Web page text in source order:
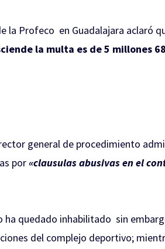
la Profeco en Guadalajara aclaró
la multa es de 5 millones
general de procedimiento
por«clausulas abusivas en el
ha quedado inhabilitado sin
del complejo deportivo;